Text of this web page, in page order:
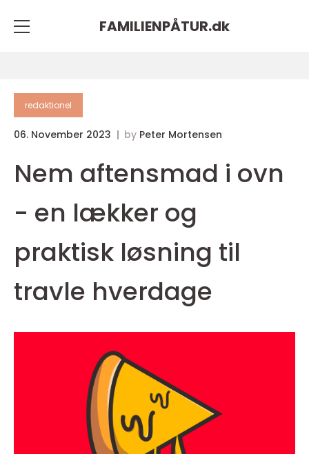
FAMILIENPÅTUR.dk
redaktionel
06. November 2023 by Peter Mortensen
Nem aftensmad i ovn
- en lækker og
praktisk løsning til
travle hverdage